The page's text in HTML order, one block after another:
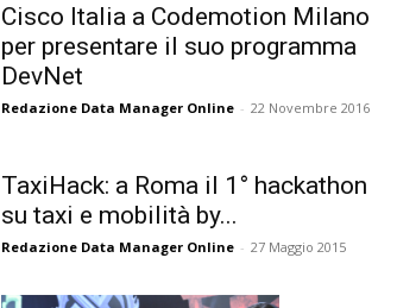
Cisco Italia a Codemotion Milano
per presentare il suo programma
DevNet
Redazione Data Manager Online - 22 Novembre 2016
TaxiHack: a Roma il 1° hackathon
su taxi e mobilità by...
Redazione Data Manager Online - 27 Maggio 2015